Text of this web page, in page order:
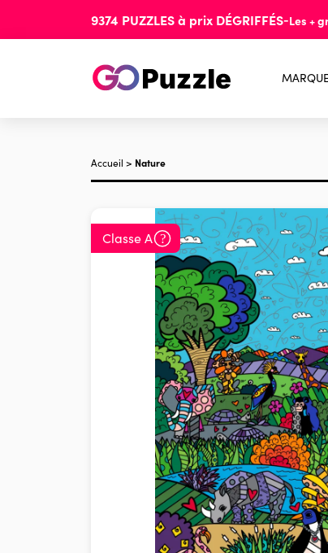
9374 PUZZLESà prix DÉGRIFFÉS-Les +
Accueil > Nature
Classe A